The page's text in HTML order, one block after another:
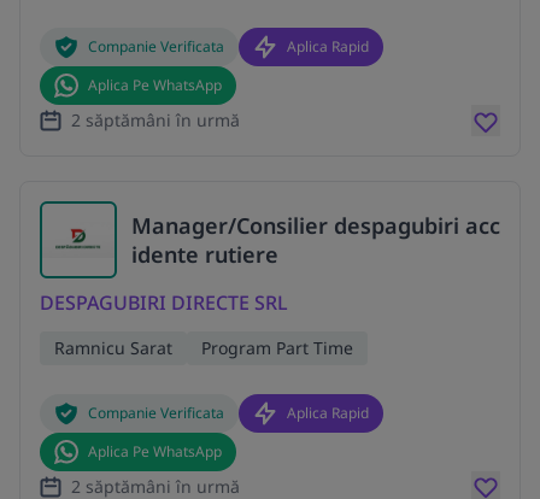
Companie Verificata
Aplica Rapid
Aplica Pe WhatsApp
2 săptămâni în urmă
Manager/Consilier despagubiri acc
idente rutiere
DESPAGUBIRI DIRECTE SRL
Ramnicu Sarat Program Part Time
Companie Verificata
Aplica Rapid
Aplica Pe WhatsApp
2 săptămâni în urmă